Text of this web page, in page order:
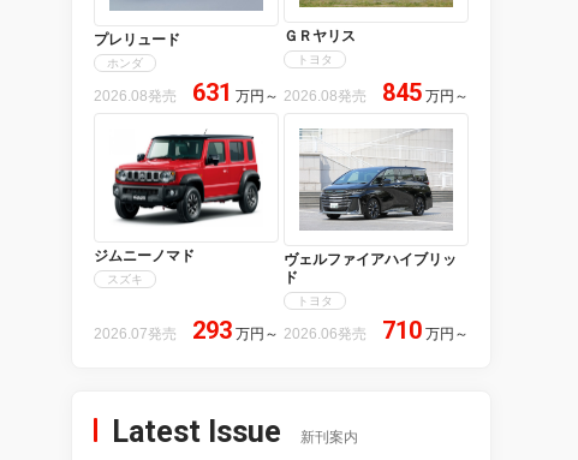
プレリュード
ホンダ
2026.08発売 631 万円 ～
ＧＲヤリス
トヨタ
2026.08発売 845 万円 ～
ジムニーノマド
スズキ
2026.07発売 293 万円 ～
ヴェルファイアハイブリッ
ド
トヨタ
2026.06発売 710 万円 ～
Latest Issue 新刊案内